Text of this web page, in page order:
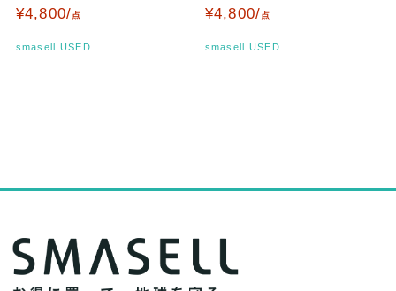
ポーツ アウター レディース…
¥4,800/点
smasell.USED
ポーツ アウター レディース…
¥4,800/点
smasell.USED